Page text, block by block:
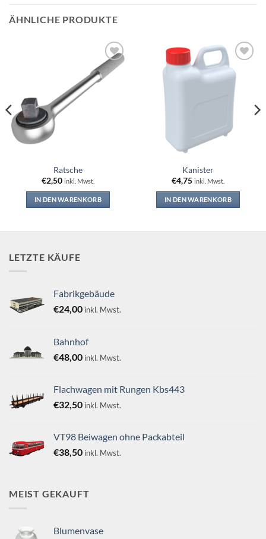
ÄHNLICHE PRODUKTE
Add to
wishlist
Ratsche
€2,50 inkl. Mwst.
IN DEN WARENKORB
Add to
wishlist
Kanister
€4,75 inkl. Mwst.
IN DEN WARENKORB
LETZTE KÄUFE
Fabrikgebäude
€24,00 inkl. Mwst.
Bahnhof
€48,00 inkl. Mwst.
Flachwagen mit Rungen Kbs443
€32,50 inkl. Mwst.
VT98 Beiwagen ohne Packabteil
€38,50 inkl. Mwst.
MEIST GEKAUFT
Blumenvase